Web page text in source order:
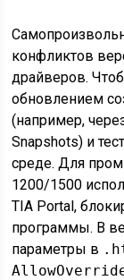
конфликтов
драйверов.
обновлением
(например,
Snapshots) и
среде. Для
1200/1500
TIA Portal,
программы. В
параметры в